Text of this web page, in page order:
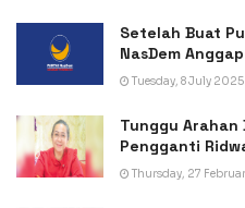
Setelah Buat
NasDem
Tuesday, 8 July 2025
Tunggu Arahan
Pengganti
Thursday, 27